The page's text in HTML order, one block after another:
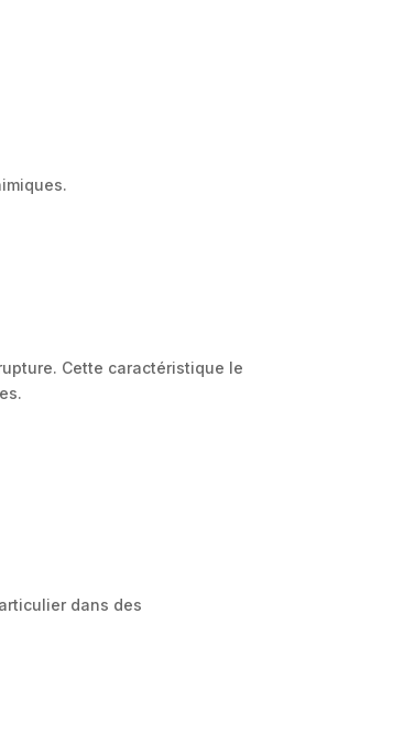
Cette caractéristique le
dans des